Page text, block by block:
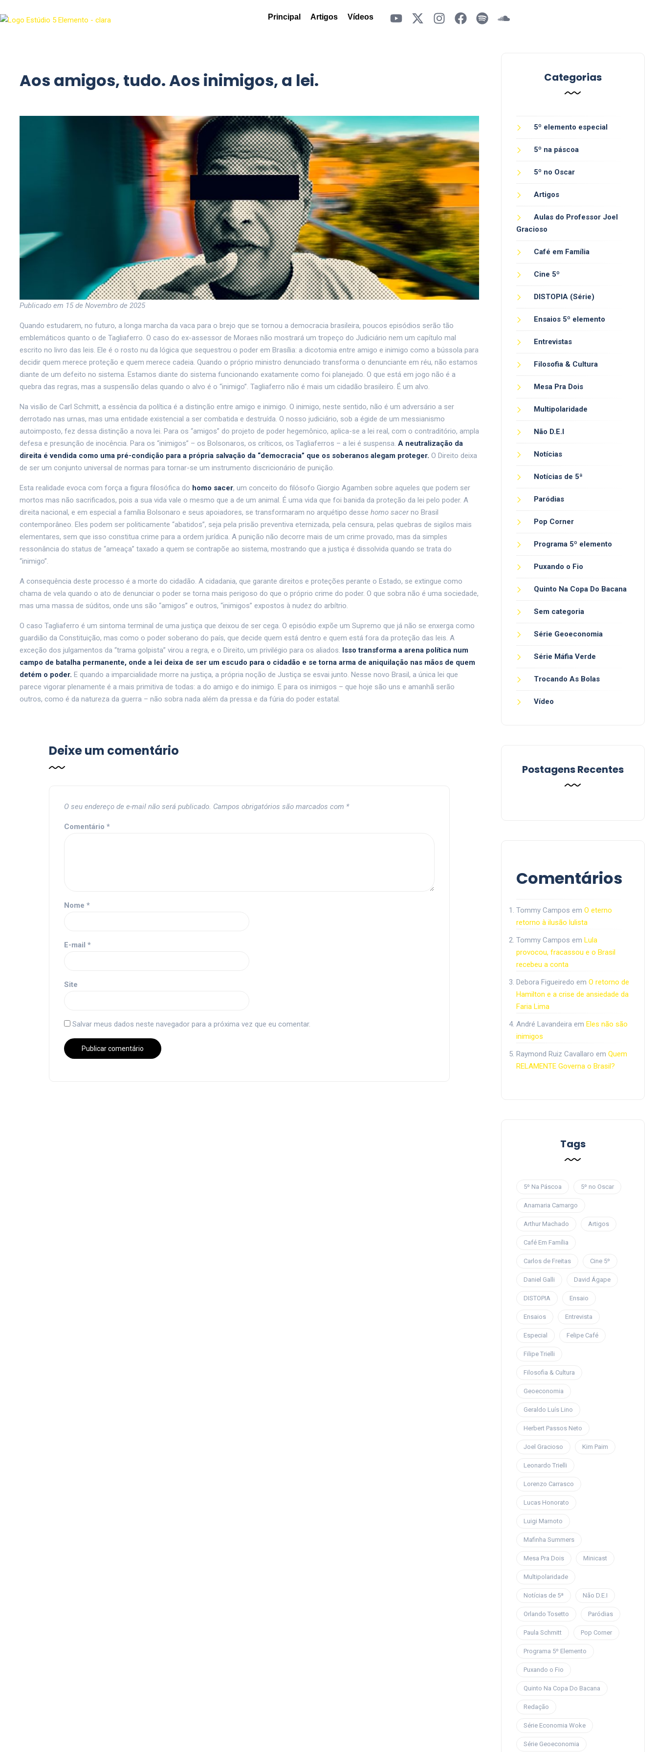
Principal Artigos Vídeos
Aos amigos, tudo. Aos inimigos, a lei.
Publicado em 15 de Novembro de 2025
Quando estudarem, no futuro, a longa marcha da vaca para o brejo que se tornou a democracia brasileira, poucos episódios serão tão
emblemáticos quanto o de Tagliaferro. O caso do ex-assessor de Moraes não mostrará um tropeço do Judiciário nem um capítulo mal
escrito no livro das leis. Ele é o rosto nu da lógica que sequestrou o poder em Brasília: a dicotomia entre amigo e inimigo como a bússola para
decidir quem merece proteção e quem merece cadeia. Quando o próprio ministro denunciado transforma o denunciante em réu, não estamos
diante de um defeito no sistema. Estamos diante do sistema funcionando exatamente como foi planejado. O que está em jogo não é a
quebra das regras, mas a suspensão delas quando o alvo é o “inimigo”. Tagliaferro não é mais um cidadão brasileiro. É um alvo.
Na visão de Carl Schmitt, a essência da política é a distinção entre amigo e inimigo. O inimigo, neste sentido, não é um adversário a ser
derrotado nas urnas, mas uma entidade existencial a ser combatida e destruída. O nosso judiciário, sob a égide de um messianismo
autoimposto, fez dessa distinção a nova lei. Para os “amigos” do projeto de poder hegemônico, aplica-se a lei real, com o contraditório, ampla
defesa e presunção de inocência. Para os “inimigos” – os Bolsonaros, os críticos, os Tagliaferros – a lei é suspensa. A neutralização da
direita é vendida como uma pré-condição para a própria salvação da “democracia” que os soberanos alegam proteger. O Direito deixa
de ser um conjunto universal de normas para tornar-se um instrumento discricionário de punição.
Esta realidade evoca com força a figura filosófica do homo sacer, um conceito do filósofo Giorgio Agamben sobre aqueles que podem ser
mortos mas não sacrificados, pois a sua vida vale o mesmo que a de um animal. É uma vida que foi banida da proteção da lei pelo poder. A
direita nacional, e em especial a família Bolsonaro e seus apoiadores, se transformaram no arquétipo desse homo sacerno Brasil
contemporâneo. Eles podem ser politicamente “abatidos”, seja pela prisão preventiva eternizada, pela censura, pelas quebras de sigilos mais
elementares, sem que isso constitua crime para a ordem jurídica. A punição não decorre mais de um crime provado, mas da simples
ressonância do status de “ameaça” taxado a quem se contrapõe ao sistema, mostrando que a justiça é dissolvida quando se trata do
“inimigo”.
A consequência deste processo é a morte do cidadão. A cidadania, que garante direitos e proteções perante o Estado, se extingue como
chama de vela quando o ato de denunciar o poder se torna mais perigoso do que o próprio crime do poder. O que sobra não é uma sociedade,
mas uma massa de súditos, onde uns são “amigos” e outros, “inimigos” expostos à nudez do arbítrio.
O caso Tagliaferro é um sintoma terminal de uma justiça que deixou de ser cega. O episódio expõe um Supremo que já não se enxerga como
guardião da Constituição, mas como o poder soberano do país, que decide quem está dentro e quem está fora da proteção das leis. A
exceção dos julgamentos da “trama golpista” virou a regra, e o Direito, um privilégio para os aliados. Isso transforma a arena política num
campo de batalha permanente, onde a lei deixa de ser um escudo para o cidadão e se torna arma de aniquilação nas mãos de quem
detém o poder. E quando a imparcialidade morre na justiça, a própria noção de Justiça se esvai junto. Nesse novo Brasil, a única lei que
parece vigorar plenamente é a mais primitiva de todas: a do amigo e do inimigo. E para os inimigos – que hoje são uns e amanhã serão
outros, como é da natureza da guerra – não sobra nada além da pressa e da fúria do poder estatal.
Deixe um comentário
O seu endereço de e-mail não será publicado. Campos obrigatórios são marcados com *
Comentário *
Nome *
E-mail *
Site
Salvar meus dados neste navegador para a próxima vez que eu comentar.
Categorias
5º elemento especial
5º na páscoa
5º no Oscar
Artigos
Aulas do Professor Joel
Gracioso
Café em Família
Cine 5º
DISTOPIA (Série)
Ensaios 5º elemento
Entrevistas
Filosofia & Cultura
Mesa Pra Dois
Multipolaridade
Não D.E.I
Notícias
Notícias de 5ª
Paródias
Pop Corner
Programa 5º elemento
Puxando o Fio
Quinto Na Copa Do Bacana
Sem categoria
Série Geoeconomia
Série Máfia Verde
Trocando As Bolas
Vídeo
Postagens Recentes
Comentários
Tommy Campos em O eterno
retorno à ilusão lulista
Tommy Campos em Lula
provocou, fracassou e o Brasil
recebeu a conta
Debora Figueiredo em O retorno de
Hamilton e a crise de ansiedade da
Faria Lima
André Lavandeiraem Eles não são
inimigos
Raymond Ruiz Cavallaro em Quem
RELAMENTE Governa o Brasil?
Tags
5º Na Páscoa 5º no Oscar
Anamaria Camargo
Arthur Machado Artigos
Café Em Família
Carlos de Freitas Cine 5º
Daniel Galli David Ágape
DISTOPIA Ensaio
Ensaios Entrevista
Especial Felipe Café
Filipe Trielli
Filosofia & Cultura
Geoeconomia
Geraldo Luís Lino
Herbert Passos Neto
Joel Gracioso Kim Paim
Leonardo Trielli
Lorenzo Carrasco
Lucas Honorato
Luigi Marnoto
Mafinha Summers
Mesa Pra Dois Minicast
Multipolaridade
Notícias de 5ª Não D.E.I
Orlando Tosetto Paródias
Paula Schmitt Pop Corner
Programa 5º Elemento
Puxando o Fio
Quinto Na Copa Do Bacana
Redação
Série Economia Woke
Série Geoeconomia